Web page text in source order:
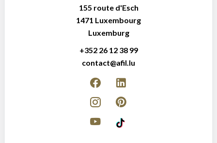
155 route d'Esch
1471 Luxembourg
Luxemburg
+352 26 12 38 99
contact@afil.lu